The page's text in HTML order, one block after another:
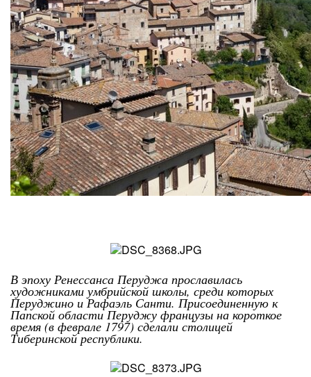
В эпоху Ренессанса Перуджа прославилась
художниками умбрийской школы, среди которых
Перуджино и Рафаэль Санти. Присоединенную к
Папской области Перуджу французы на короткое
время (в феврале 1797) сделали столицей
Тиберинской республики.